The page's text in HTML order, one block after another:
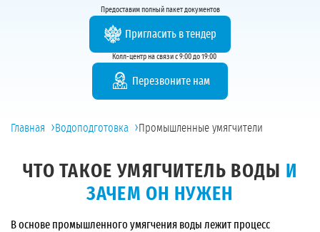
Предоставим полный пакет документов
Пригласить в тендер
Колл-центр на связи с 9:00 до 19:00
Перезвоните нам
Главная ›Водоподготовка ›Промышленные умягчители
ЧТО ТАКОЕ УМЯГЧИТЕЛЬ ВОДЫ
И
ЗАЧЕМ ОН НУЖЕН
В основе промышленного умягчения воды лежит процесс